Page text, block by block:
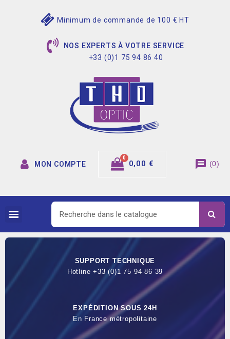
Minimum de commande de 100 € HT
NOS EXPERTS À VOTRE SERVICE
+33 (0)1 75 94 86 40
MON COMPTE 0,00 € message (0)
SUPPORT TECHNIQUE
Hotline +33 (0)1 75 94 86 39
EXPÉDITION SOUS 24H
En France métropolitaine